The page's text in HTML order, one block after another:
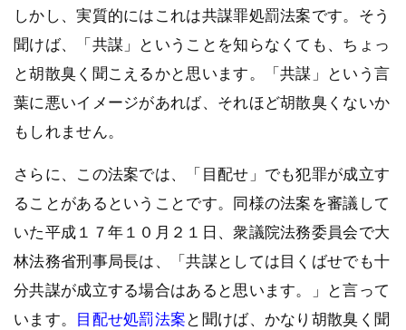
しかし、実質的にはこれは共謀罪処罰法案です。そう
聞けば、「共謀」ということを知らなくても、ちょっ
と胡散臭く聞こえるかと思います。「共謀」という言
葉に悪いイメージがあれば、それほど胡散臭くないか
もしれません。
さらに、この法案では、「目配せ」でも犯罪が成立す
ることがあるということです。同様の法案を審議して
いた平成１７年１０月２１日、衆議院法務委員会で大
林法務省刑事局長は、「共謀としては目くばせでも十
分共謀が成立する場合はあると思います。」と言って
います。 目配せ処罰法案と聞けば、かなり胡散臭く聞